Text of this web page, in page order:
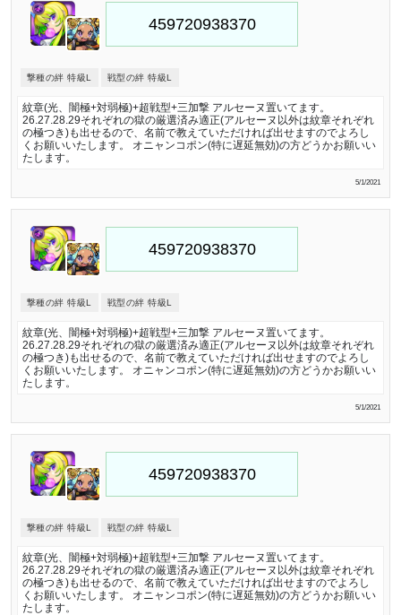
撃種の絆 特級L 戦型の絆 特級L
紋章(光、闇極+対弱極)+超戦型+三加撃 アルセーヌ置いてます。
26.27.28.29それぞれの獄の厳選済み適正(アルセーヌ以外は紋章それぞれ
の極つき)も出せるので、名前で教えていただければ出せますのでよろし
くお願いいたします。 オニャンコポン(特に遅延無効)の方どうかお願いい
たします。
5/1/2021
撃種の絆 特級L 戦型の絆 特級L
紋章(光、闇極+対弱極)+超戦型+三加撃 アルセーヌ置いてます。
26.27.28.29それぞれの獄の厳選済み適正(アルセーヌ以外は紋章それぞれ
の極つき)も出せるので、名前で教えていただければ出せますのでよろし
くお願いいたします。 オニャンコポン(特に遅延無効)の方どうかお願いい
たします。
5/1/2021
撃種の絆 特級L 戦型の絆 特級L
紋章(光、闇極+対弱極)+超戦型+三加撃 アルセーヌ置いてます。
26.27.28.29それぞれの獄の厳選済み適正(アルセーヌ以外は紋章それぞれ
の極つき)も出せるので、名前で教えていただければ出せますのでよろし
くお願いいたします。 オニャンコポン(特に遅延無効)の方どうかお願いい
たします。